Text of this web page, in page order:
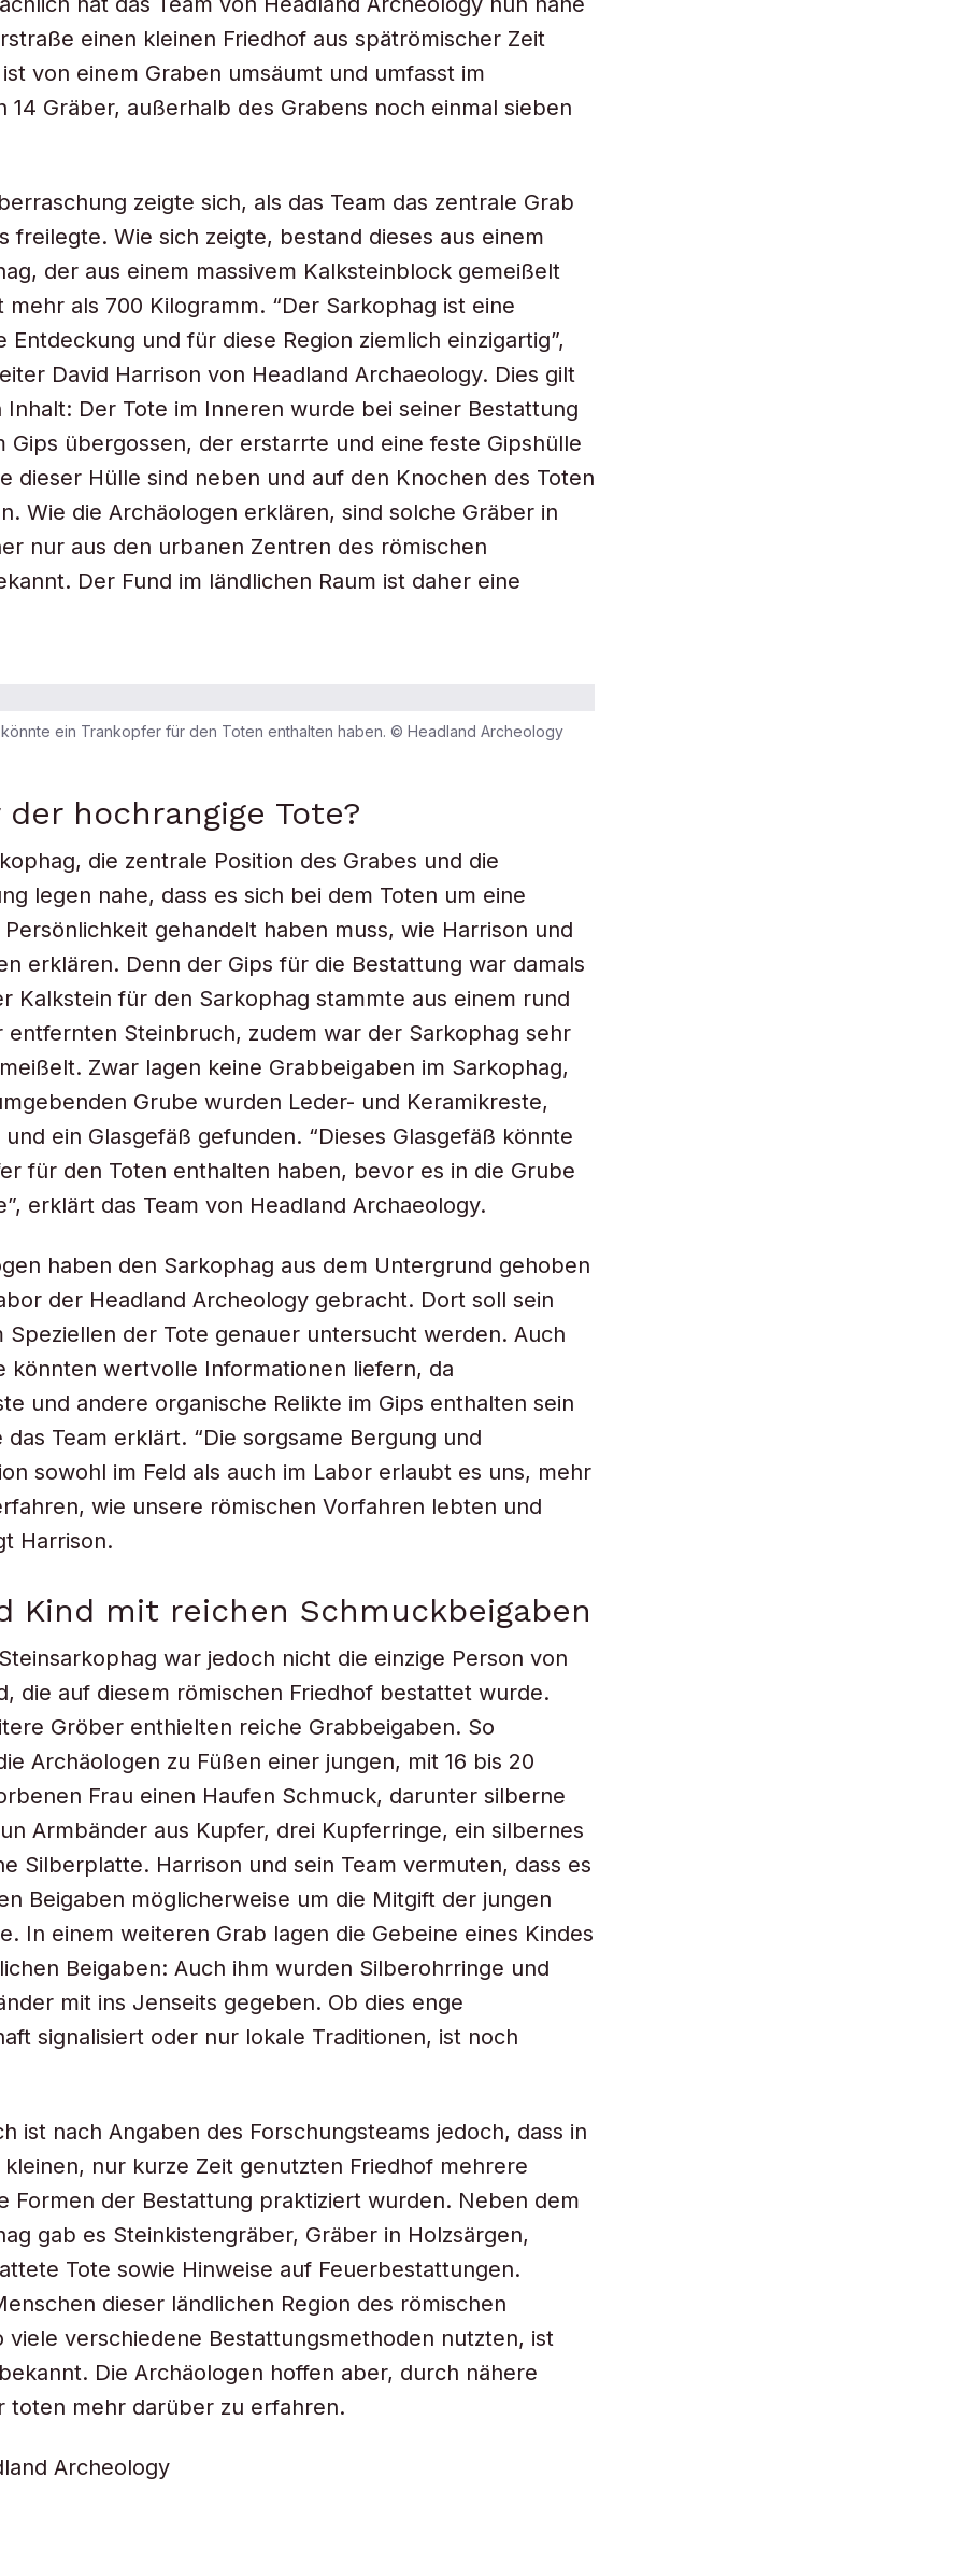
einen kleinen Friedhof aus spätrömischer Zeit
von einem Graben umsäumt und umfasst im
14 Gräber, außerhalb des Grabens noch einmal sieben
zeigte sich, als das Team das zentrale Grab
freilegte. Wie sich zeigte, bestand dieses aus einem
der aus einem massivem Kalksteinblock gemeißelt
mehr als 700 Kilogramm. “Der Sarkophag ist eine
Entdeckung und für diese Region ziemlich einzigartig”,
David Harrison von Headland Archaeology. Dies gilt
Inhalt: Der Tote im Inneren wurde bei seiner Bestattung
Gips übergossen, der erstarrte und eine feste Gipshülle
dieser Hülle sind neben und auf den Knochen des Toten
Wie die Archäologen erklären, sind solche Gräber in
nur aus den urbanen Zentren des römischen
Der Fund im ländlichen Raum ist daher eine
ein Trankopfer für den Toten enthalten haben. © Headland Archeology
der hochrangige Tote?
die zentrale Position des Grabes und die
legen nahe, dass es sich bei dem Toten um eine
gehandelt haben muss, wie Harrison und
erklären. Denn der Gips für die Bestattung war damals
Kalkstein für den Sarkophag stammte aus einem rund
entfernten Steinbruch, zudem war der Sarkophag sehr
Zwar lagen keine Grabbeigaben im Sarkophag,
Grube wurden Leder- und Keramikreste,
ein Glasgefäß gefunden. “Dieses Glasgefäß könnte
für den Toten enthalten haben, bevor es in die Grube
erklärt das Team von Headland Archaeology.
haben den Sarkophag aus dem Untergrund gehoben
der Headland Archeology gebracht. Dort soll sein
Speziellen der Tote genauer untersucht werden. Auch
könnten wertvolle Informationen liefern, da
und andere organische Relikte im Gips enthalten sein
das Team erklärt. “Die sorgsame Bergung und
sowohl im Feld als auch im Labor erlaubt es uns, mehr
wie unsere römischen Vorfahren lebten und
Harrison.
Kind mit reichen Schmuckbeigaben
war jedoch nicht die einzige Person von
die auf diesem römischen Friedhof bestattet wurde.
Gröber enthielten reiche Grabbeigaben. So
Archäologen zu Füßen einer jungen, mit 16 bis 20
Frau einen Haufen Schmuck, darunter silberne
Armbänder aus Kupfer, drei Kupferringe, ein silbernes
Silberplatte. Harrison und sein Team vermuten, dass es
Beigaben möglicherweise um die Mitgift der jungen
In einem weiteren Grab lagen die Gebeine eines Kindes
Beigaben: Auch ihm wurden Silberohrringe und
mit ins Jenseits gegeben. Ob dies enge
signalisiert oder nur lokale Traditionen, ist noch
ist nach Angaben des Forschungsteams jedoch, dass in
nur kurze Zeit genutzten Friedhof mehrere
Formen der Bestattung praktiziert wurden. Neben dem
gab es Steinkistengräber, Gräber in Holzsärgen,
Tote sowie Hinweise auf Feuerbestattungen.
dieser ländlichen Region des römischen
viele verschiedene Bestattungsmethoden nutzten, ist
Die Archäologen hoffen aber, durch nähere
toten mehr darüber zu erfahren.
Archeology